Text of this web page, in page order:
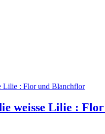
weisse Lilie :